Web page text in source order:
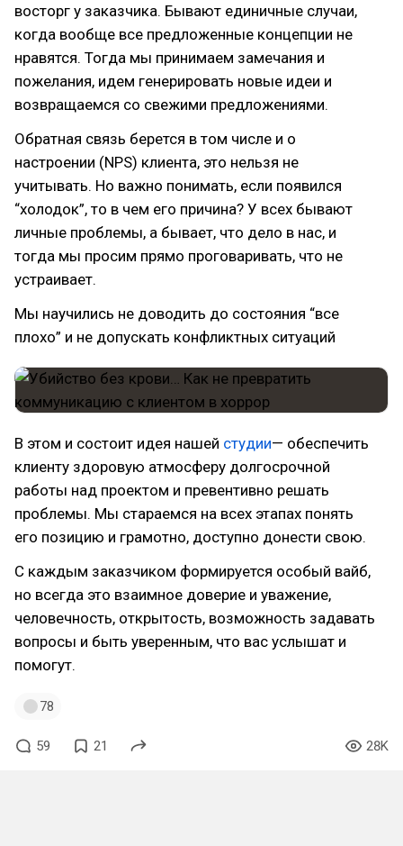
восторг у заказчика. Бывают единичные случаи,
когда вообще все предложенные концепции не
нравятся. Тогда мы принимаем замечания и
пожелания, идем генерировать новые идеи и
возвращаемся со свежими предложениями.
Обратная связь берется в том числе и о
настроении (NPS) клиента, это нельзя не
учитывать. Но важно понимать, если появился
“холодок”, то в чем его причина? У всех бывают
личные проблемы, а бывает, что дело в нас, и
тогда мы просим прямо проговаривать, что не
устраивает.
Мы научились не доводить до состояния “все
плохо” и не допускать конфликтных ситуаций
В этом и состоит идея нашей студии— обеспечить
клиенту здоровую атмосферу долгосрочной
работы над проектом и превентивно решать
проблемы. Мы стараемся на всех этапах понять
его позицию и грамотно, доступно донести свою.
С каждым заказчиком формируется особый вайб,
но всегда это взаимное доверие и уважение,
человечность, открытость, возможность задавать
вопросы и быть уверенным, что вас услышат и
помогут.
78
59 21 28K